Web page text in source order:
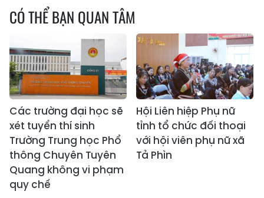
CÓ THỂ BẠN QUAN TÂM
Các trường đại học sẽ
xét tuyển thí sinh
Trường Trung học Phổ
thông Chuyên Tuyên
Quang không vi phạm
quy chế
Hội Liên hiệp Phụ nữ
tỉnh tổ chức đối thoại
với hội viên phụ nữ xã
Tả Phìn